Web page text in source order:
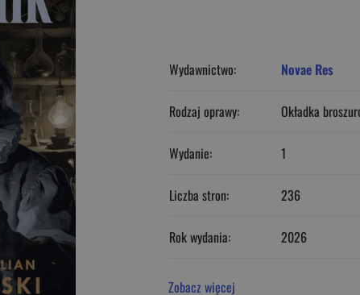
Wydawnictwo: Novae Res
Rodzaj oprawy: Okładka
Wydanie: 1
Liczba stron: 236
Rok wydania: 2026
Zobacz więcej